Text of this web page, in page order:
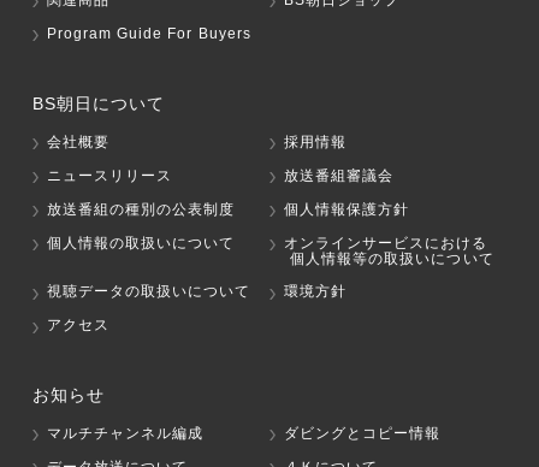
Program Guide For Buyers
BS朝日について
会社概要
採用情報
ニュースリリース
放送番組審議会
放送番組の種別の公表制度
個人情報保護方針
個人情報の取扱いについて
オンラインサービスにおける
個人情報等の取扱いについて
視聴データの取扱いについて
環境方針
アクセス
お知らせ
マルチチャンネル編成
ダビングとコピー情報